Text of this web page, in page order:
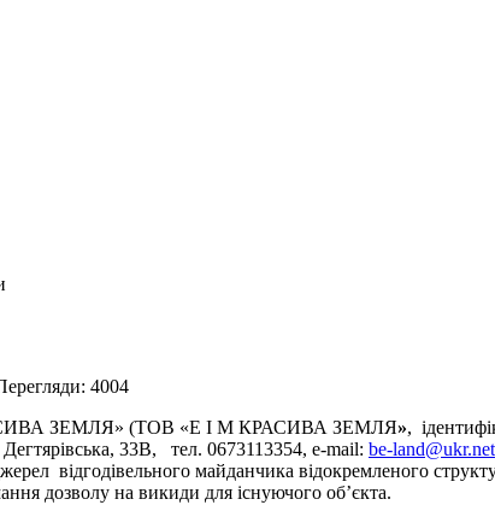
4004
ЗЕМЛЯ» (ТОВ «Е I М КРАСИВА ЗЕМЛЯ»,
33В, тел. 0673113354, e-mail: be-land@ukr.net
відгодівельного майданчика відокремленого
дозволу на викиди для існуючого об’єкта.